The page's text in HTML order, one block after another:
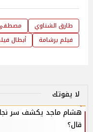
طارق الشناوي
فيلم برشامة
أبطال
لا يفوتك
هشام ماجد يكشف سر
قال؟